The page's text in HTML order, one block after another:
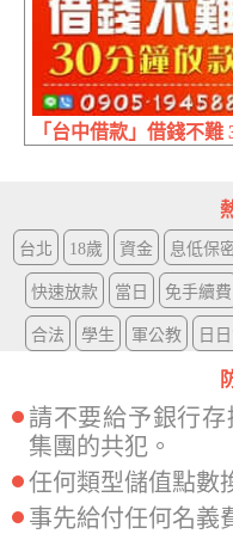
「台中借款」借錢不
台北 18歲 資金 息低保
快速放款 當日 免手續費
合法 學生 軍公教 日
請不要給予銀行
集團的共犯。
任何類型儲值點數
事先給付任何名義